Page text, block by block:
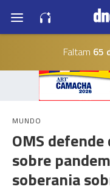
Faltam 65
MUNDO
OMS
sobre
soberania